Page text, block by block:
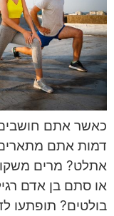
כאשר אתם
דמות אתם
אתלט? מרים
או סתם בן אדם
בולטים? תופתעו